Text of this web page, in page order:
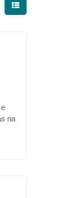
resultados em
Mostrar
na